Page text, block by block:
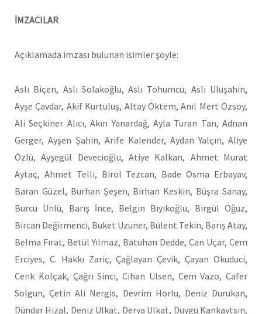
İMZACILAR
Açıklamada imzası bulunan isimler şöyle:
Aslı Biçen, Aslı Solakoğlu, Aslı Tohumcu, Aslı Uluşahin,
Ayşe Çavdar, Akif Kurtuluş, Altay Öktem, Anıl Mert Özsoy,
Ali Seçkiner Alıcı, Akın Yanardağ, Ayla Turan Tan, Adnan
Gerger, Ayşen Şahin, Arife Kalender, Aydan Yalçın, Aliye
Özlü, Ayşegül Devecioğlu, Atiye Kalkan, Ahmet Murat
Aytaç, Ahmet Telli, Birol Tezcan, Bade Osma Erbayav,
Baran Güzel, Burhan Şeşen, Birhan Keskin, Büşra Sanay,
Burcu Ünlü, Barış İnce, Belgin Bıyıkoğlu, Birgül Oğuz,
Bircan Değirmenci, Buket Uzuner, Bülent Tekin, Barış Atay,
Belma Fırat, Betül Yılmaz, Batuhan Dedde, Can Uçar, Cem
Erciyes, C. Hakkı Zariç, Çağlayan Çevik, Çayan Okuduci,
Cenk Kolçak, Çağrı Sinci, Cihan Ülsen, Cem Vazo, Cafer
Solgun, Çetin Ali Nergis, Devrim Horlu, Deniz Durukan,
Dündar Hızal, Deniz Ulkat, Derya Ulkat, Duygu Kankaytsın,